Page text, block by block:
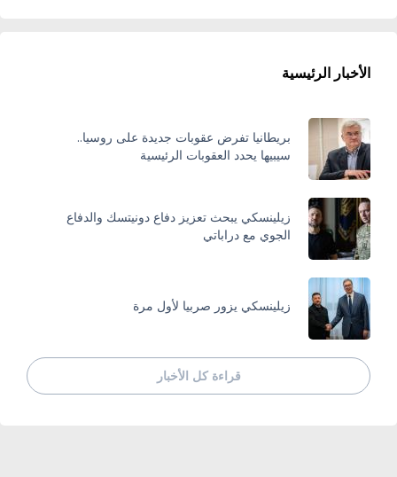
الأخبار الرئيسية
بريطانيا تفرض عقوبات جديدة على روسيا..
سيبيها يحدد العقوبات الرئيسية
زيلينسكي يبحث تعزيز دفاع دونيتسك والدفاع
الجوي مع دراباتي
زيلينسكي يزور صربيا لأول مرة
قراءة كل الأخبار